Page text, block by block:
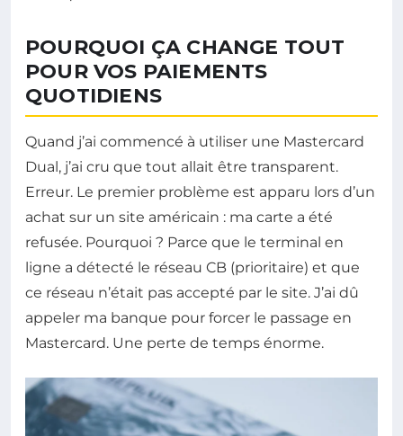
POURQUOI ÇA CHANGE TOUT
POUR VOS PAIEMENTS
QUOTIDIENS
Quand j’ai commencé à utiliser une Mastercard
Dual, j’ai cru que tout allait être transparent.
Erreur. Le premier problème est apparu lors d’un
achat sur un site américain : ma carte a été
refusée. Pourquoi ? Parce que le terminal en
ligne a détecté le réseau CB (prioritaire) et que
ce réseau n’était pas accepté par le site. J’ai dû
appeler ma banque pour forcer le passage en
Mastercard. Une perte de temps énorme.